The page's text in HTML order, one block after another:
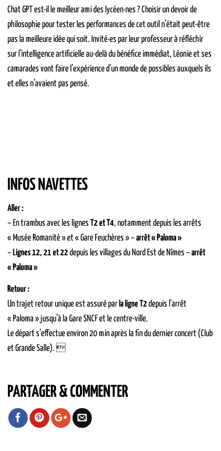
Chat GPT est-il le meilleur ami des lycéen·nes ? Choisir un devoir de
philosophie pour tester les performances de cet outil n’était peut-être
pas la meilleure idée qui soit. Invité·es par leur professeur à réfléchir
sur l’intelligence artificielle au-delà du bénéfice immédiat, Léonie et ses
camarades vont faire l’expérience d’un monde de possibles auxquels ils
et elles n’avaient pas pensé.
INFOS NAVETTES
Aller :
– En trambus avec les lignes T2 et T4, notamment depuis les arrêts
« Musée Romanité » et « Gare Feuchères » –arrêt « Paloma »
– Lignes 12, 21 et 22depuis les villages du Nord Est de Nîmes –arrêt
« Paloma »
Retour :
Un trajet retour unique est assuré par la ligne T2depuis l’arrêt
« Paloma » jusqu’à la Gare SNCF et le centre-ville.
Le départ s’effectue environ 20 min après la fin du dernier concert (Club
et Grande Salle). 
PARTAGER & COMMENTER